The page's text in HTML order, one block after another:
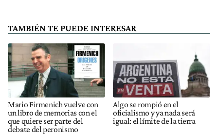
TAMBIÉN TE PUEDE INTERESAR
Mario Firmenich vuelve con
un libro de memorias con el
que quiere ser parte del
debate del peronismo
Algo se rompió en el
oficialismo y ya nada será
igual: el límite de la tierra